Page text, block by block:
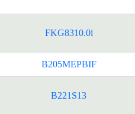
FKG8310.0i
B205MEPBIF
B221S13